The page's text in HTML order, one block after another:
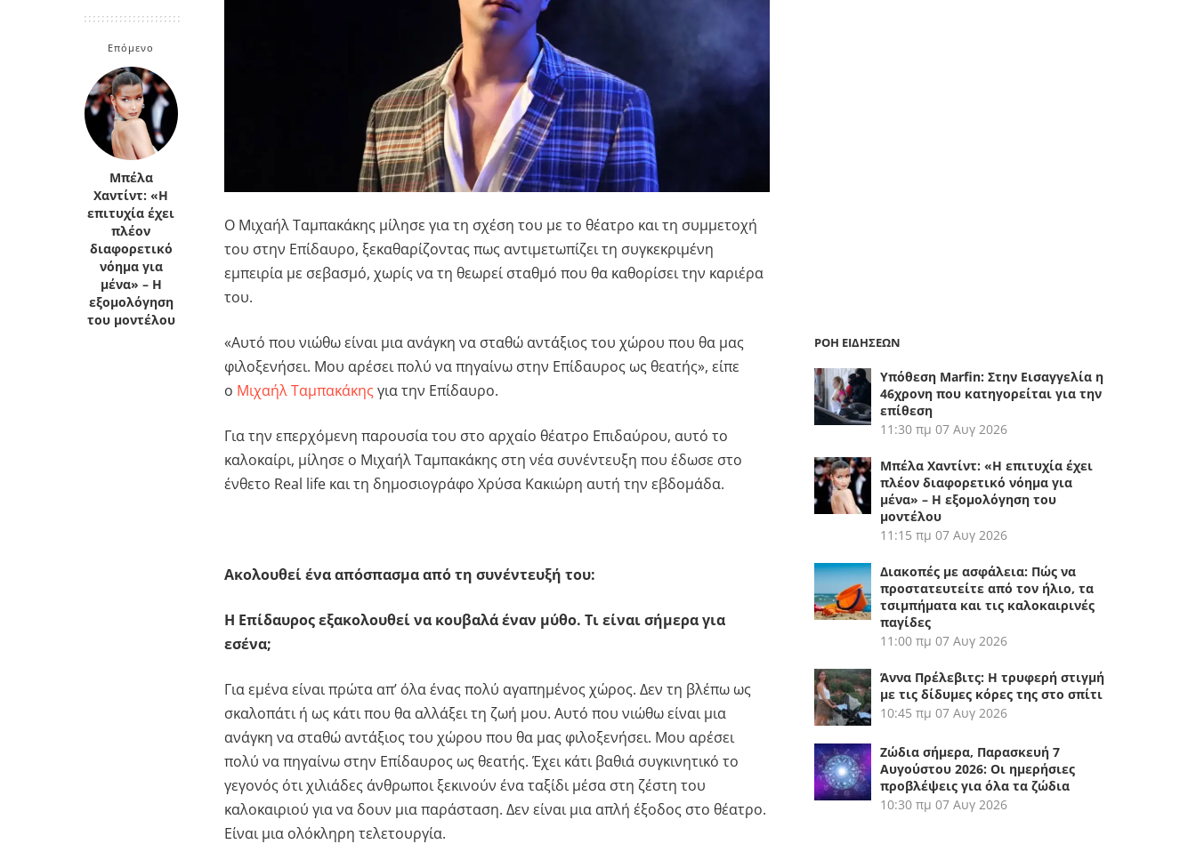
Κρήτη
Κυκλάδες
Πελοπόννησος
Πελοπόννησος
Επόμενο
Μπέλα
Χαντίντ: «Η
επιτυχία έχει
πλέον
διαφορετικό
νόημα για
μένα» – Η
εξομολόγηση
του μοντέλου
Ο Μιχαήλ Ταμπακάκης μίλησε για τη σχέση του με το θέατρο και τη συμμετοχή
του στην Επίδαυρο, ξεκαθαρίζοντας πως αντιμετωπίζει τη συγκεκριμένη
εμπειρία με σεβασμό, χωρίς να τη θεωρεί σταθμό που θα καθορίσει την καριέρα
του.
«Αυτό που νιώθω είναι μια ανάγκη να σταθώ αντάξιος του χώρου που θα μας
φιλοξενήσει. Μου αρέσει πολύ να πηγαίνω στην Επίδαυρος ως θεατής», είπε
ο Μιχαήλ Ταμπακάκης για την Επίδαυρο.
Για την επερχόμενη παρουσία του στο αρχαίο θέατρο Επιδαύρου, αυτό το
καλοκαίρι, μίλησε ο Μιχαήλ Ταμπακάκης στη νέα συνέντευξη που έδωσε στο
ένθετο Real life και τη δημοσιογράφο Χρύσα Κακιώρη αυτή την εβδομάδα.
Ακολουθεί ένα απόσπασμα από τη συνέντευξή του:
Η Επίδαυρος εξακολουθεί να κουβαλά έναν μύθο. Τι είναι σήμερα για
εσένα;
Για εμένα είναι πρώτα απ’ όλα ένας πολύ αγαπημένος χώρος. Δεν τη βλέπω ως
σκαλοπάτι ή ως κάτι που θα αλλάξει τη ζωή μου. Αυτό που νιώθω είναι μια
ανάγκη να σταθώ αντάξιος του χώρου που θα μας φιλοξενήσει. Μου αρέσει
πολύ να πηγαίνω στην Επίδαυρος ως θεατής. Έχει κάτι βαθιά συγκινητικό το
γεγονός ότι χιλιάδες άνθρωποι ξεκινούν ένα ταξίδι μέσα στη ζέστη του
καλοκαιριού για να δουν μια παράσταση. Δεν είναι μια απλή έξοδος στο θέατρο.
Είναι μια ολόκληρη τελετουργία.
ΡΟΗ ΕΙΔΗΣΕΩΝ
Υπόθεση Marfin: Στην Εισαγγελία η
46χρονη που κατηγορείται για την
επίθεση
11:30 πμ 07 Αυγ 2026
Μπέλα Χαντίντ: «Η επιτυχία έχει
πλέον διαφορετικό νόημα για
μένα» – Η εξομολόγηση του
μοντέλου
11:15 πμ 07 Αυγ 2026
Διακοπές με ασφάλεια: Πώς να
προστατευτείτε από τον ήλιο, τα
τσιμπήματα και τις καλοκαιρινές
παγίδες
11:00 πμ 07 Αυγ 2026
Άννα Πρέλεβιτς: Η τρυφερή στιγμή
με τις δίδυμες κόρες της στο σπίτι
10:45 πμ 07 Αυγ 2026
Ζώδια σήμερα, Παρασκευή 7
Αυγούστου 2026: Οι ημερήσιες
προβλέψεις για όλα τα ζώδια
10:30 πμ 07 Αυγ 2026